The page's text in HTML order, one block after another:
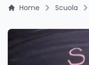
Home Scuola